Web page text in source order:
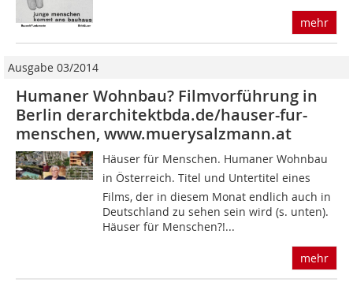
mehr
Ausgabe 03/2014
Humaner Wohnbau? Filmvorführung in
Berlin derarchitektbda.de/hauser-fur-
menschen, www.muerysalzmann.at
Häuser für Menschen. Humaner Wohnbau
in Österreich. Titel und Untertitel eines
Films, der in diesem Monat endlich auch in
Deutschland zu sehen sein wird (s. unten).
Häuser für Menschen?!...
mehr